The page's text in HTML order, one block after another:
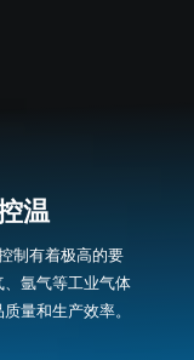
温
制有着极高的要
氩气等工业气体
量和生产效率。